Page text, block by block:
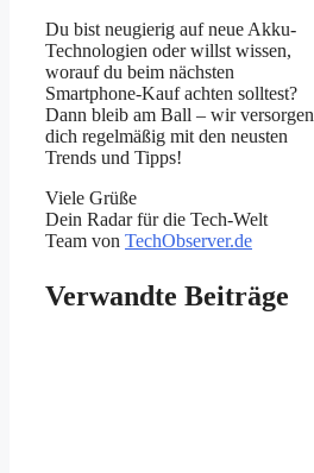
Du bist neugierig auf neue Akku-
Technologien oder willst wissen,
worauf du beim nächsten
Smartphone-Kauf achten solltest?
Dann bleib am Ball – wir versorgen
dich regelmäßig mit den neusten
Trends und Tipps!
Viele Grüße
Dein Radar für die Tech-Welt
Team von TechObserver.de
Verwandte Beiträge